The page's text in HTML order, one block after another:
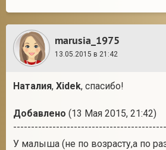
marusia_1975
13.05.2015 в 21:42
Наталия, Xidek, спасибо!
Добавлено (13 Мая 2015, 21:42)
У малыша (не по возрасту,а по